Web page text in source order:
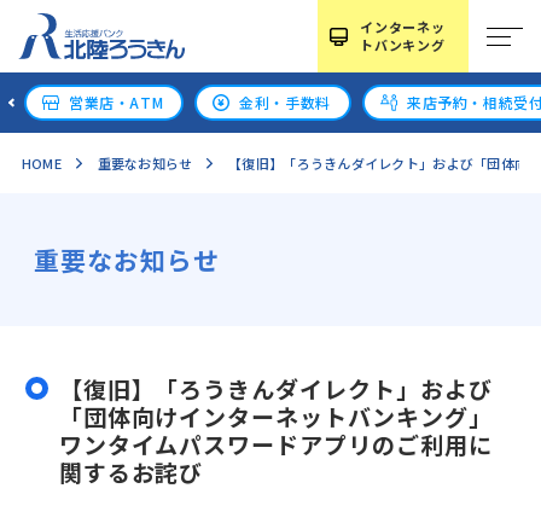
インターネッ
トバンキング
営業店・ATM 金利・手数料 来店予約・相続受
HOME 重要なお知らせ 【復旧】「ろうきんダイレクト」および「団体
重要なお知らせ
【復旧】「ろうきんダイレクト」および
「団体向けインターネットバンキング」
ワンタイムパスワードアプリのご利用に
関するお詫び